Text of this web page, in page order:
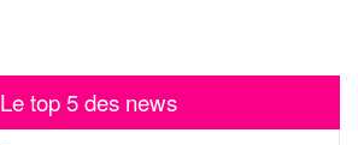
Le top 5 des news